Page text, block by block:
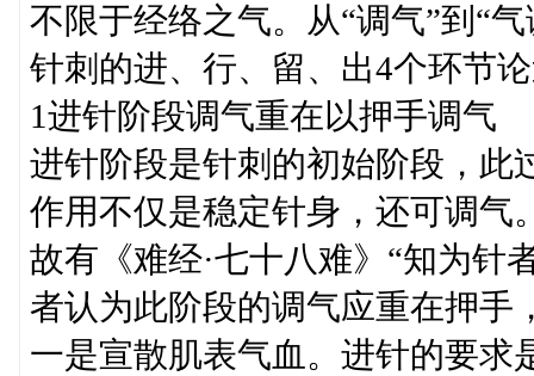
不限于经络之气。从“调气”到“
针刺的进、行、留、出4个环节
1进针阶段调气重在以押手调气
进针阶段是针刺的初始阶段，此
作用不仅是稳定针身，还可调气
故有《难经·七十八难》“知为针
者认为此阶段的调气应重在押手
一是宣散肌表气血。进针的要求